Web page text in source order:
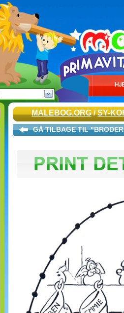
MALEBOG.ORG/SY-
GÅ TILBAGE TIL